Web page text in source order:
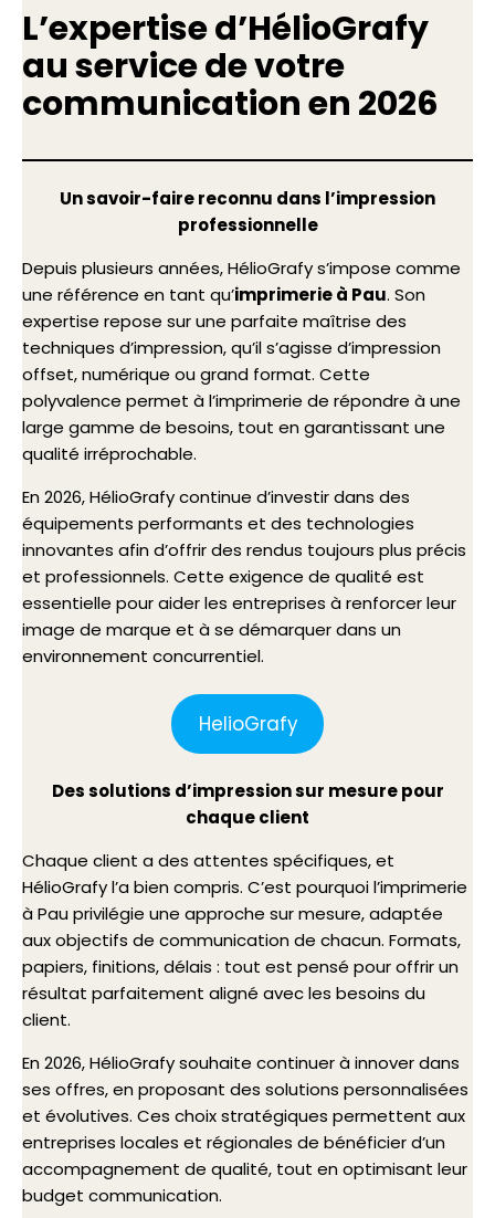
L’expertise d’HélioGrafy
au service de votre
communication en 2026
Un savoir-faire reconnu dans l’impression
professionnelle
Depuis plusieurs années, HélioGrafy s’impose comme
une référence en tant qu’imprimerie à Pau. Son
expertise repose sur une parfaite maîtrise des
techniques d’impression, qu’il s’agisse d’impression
offset, numérique ou grand format. Cette
polyvalence permet à l’imprimerie de répondre à une
large gamme de besoins, tout en garantissant une
qualité irréprochable.
En 2026, HélioGrafy continue d’investir dans des
équipements performants et des technologies
innovantes afin d’offrir des rendus toujours plus précis
et professionnels. Cette exigence de qualité est
essentielle pour aider les entreprises à renforcer leur
image de marque et à se démarquer dans un
environnement concurrentiel.
HelioGrafy
Des solutions d’impression sur mesure pour
chaque client
Chaque client a des attentes spécifiques, et
HélioGrafy l’a bien compris. C’est pourquoi l’imprimerie
à Pau privilégie une approche sur mesure, adaptée
aux objectifs de communication de chacun. Formats,
papiers, finitions, délais : tout est pensé pour offrir un
résultat parfaitement aligné avec les besoins du
client.
En 2026, HélioGrafy souhaite continuer à innover dans
ses offres, en proposant des solutions personnalisées
et évolutives. Ces choix stratégiques permettent aux
entreprises locales et régionales de bénéficier d’un
accompagnement de qualité, tout en optimisant leur
budget communication.